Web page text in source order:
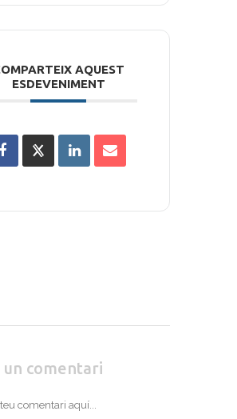
AQUEST
ESDEVENIMENT
un comentari